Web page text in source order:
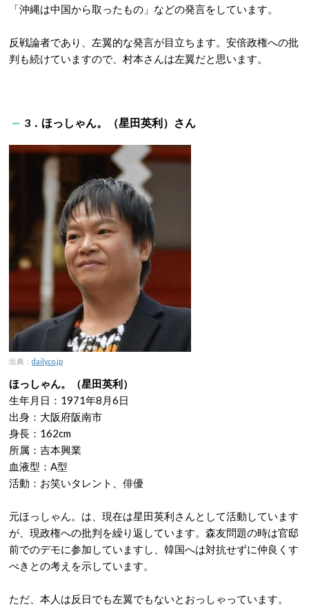
「沖縄は中国から取ったもの」などの発言をしています。
反戦論者であり、左翼的な発言が目立ちます。安倍政権への批
判も続けていますので、村本さんは左翼だと思います。
3．ほっしゃん。（星田英利）さん
出典： daily.co.jp
ほっしゃん。（星田英利）
生年月日：1971年8月6日
出身：大阪府阪南市
身長：162cm
所属：吉本興業
血液型：A型
活動：お笑いタレント、俳優
元ほっしゃん。は、現在は星田英利さんとして活動しています
が、現政権への批判を繰り返しています。森友問題の時は官邸
前でのデモに参加していますし、韓国へは対抗せずに仲良くす
べきとの考えを示しています。
ただ、本人は反日でも左翼でもないとおっしゃっています。